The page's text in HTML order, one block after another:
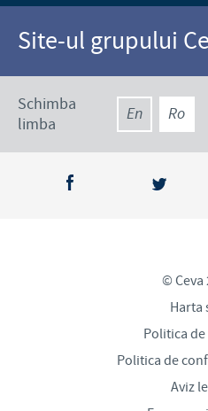
Site-ul grupului
Schimba
limba
En Ro
© Ceva
Harta
Politica
Politica de
Aviz